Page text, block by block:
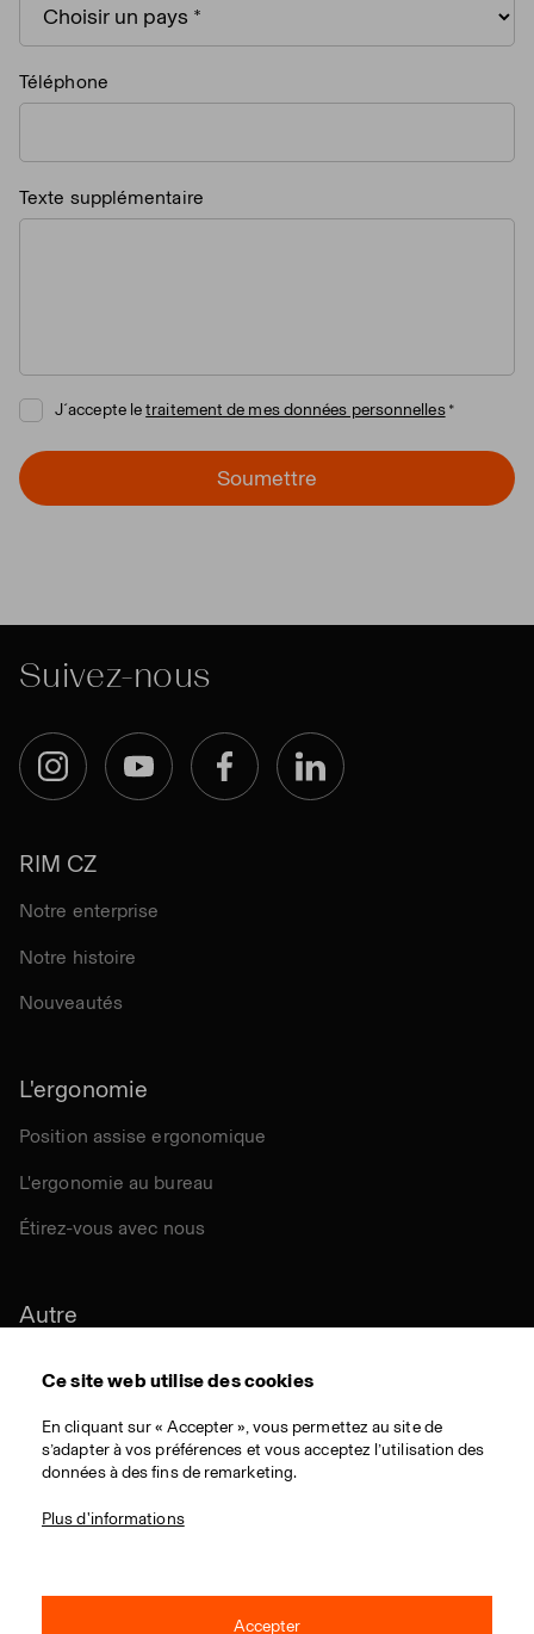
Téléphone
Texte supplémentaire
J´accepte letraitement de mes données personnelles
Soumettre
Suivez-nous
InstagramYouTube FacebookLinkedIn
RIM CZ
Notre enterprise
Notre histoire
Nouveautés
L'ergonomie
Position assise ergonomique
L'ergonomie au bureau
Étirez-vous avec nous
Autre
Matériaux
Ce site web utilise des cookies
En cliquant sur « Accepter », vous permettez au site de
s’adapter à vos préférences et vous acceptez l’utilisation des
données à des fins de remarketing.
Plus d'informations
Accepter